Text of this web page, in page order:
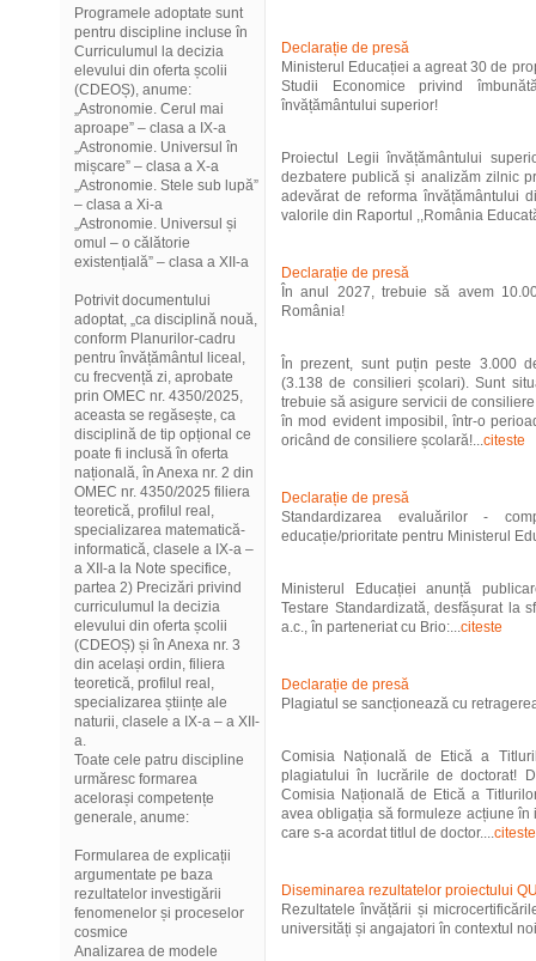
Programele adoptate sunt
pentru discipline incluse în
Curriculumul la decizia
elevului din oferta școlii
(CDEOȘ), anume:
„Astronomie. Cerul mai
aproape” – clasa a IX-a
„Astronomie. Universul în
mișcare” – clasa a X-a
„Astronomie. Stele sub lupă”
– clasa a Xi-a
„Astronomie. Universul și
omul – o călătorie
existențială” – clasa a XII-a
Potrivit documentului
adoptat, „ca disciplină nouă,
conform Planurilor-cadru
pentru învățământul liceal,
cu frecvență zi, aprobate
prin OMEC nr. 4350/2025,
aceasta se regăsește, ca
disciplină de tip opțional ce
poate fi inclusă în oferta
națională, în Anexa nr. 2 din
OMEC nr. 4350/2025 filiera
teoretică, profilul real,
specializarea matematică-
informatică, clasele a IX-a –
a XII-a la Note specifice,
partea 2) Precizări privind
curriculumul la decizia
elevului din oferta școlii
(CDEOȘ) și în Anexa nr. 3
din același ordin, filiera
teoretică, profilul real,
specializarea științe ale
naturii, clasele a IX-a – a XII-
a.
Toate cele patru discipline
urmăresc formarea
acelorași competențe
generale, anume:
Formularea de explicații
argumentate pe baza
rezultatelor investigării
fenomenelor și proceselor
cosmice
Analizarea de modele
Declarație de presă
Ministerul Educației a agreat 30 de
Studii Economice privind
învățământului superior!
Proiectul Legii învățământului
dezbatere publică și analizăm zilnic
adevărat de reforma învățământului
valorile din Raportul ,,România
Declarație de presă
În anul 2027, trebuie să avem
România!
În prezent, sunt puțin peste 3.000
(3.138 de consilieri școlari). Sunt
trebuie să asigure servicii de
în mod evident imposibil, într-o
oricând de consiliere școlară!...citeste
Declarație de presă
Standardizarea evaluărilor -
educație/prioritate pentru Ministerul
Ministerul Educației anunță
Testare Standardizată, desfășurat la
a.c., în parteneriat cu Brio:...citeste
Declarație de presă
Plagiatul se sancționează cu
Comisia Națională de Etică a
plagiatului în lucrările de doctorat!
Comisia Națională de Etică a
avea obligația să formuleze acțiune
care s-a acordat titlul de doctor....citeste
Diseminarea rezultatelor proiectului
Rezultatele învățării și
universități și angajatori în contextul